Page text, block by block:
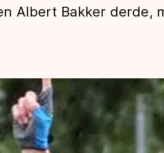
Spelen
Albert Bakker derde,